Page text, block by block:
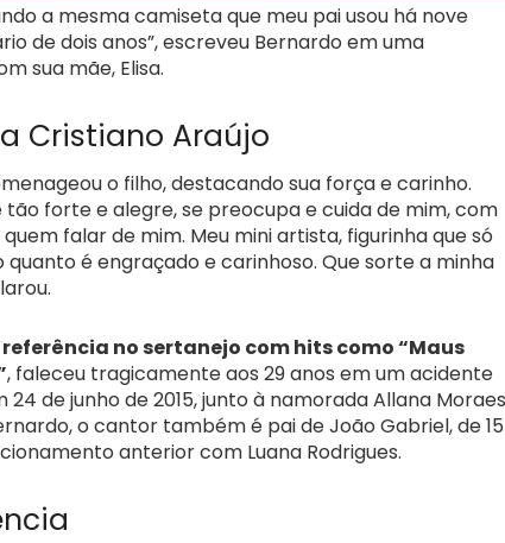
a mesma camiseta que meu pai usou há nove
de dois anos”, escreveu Bernardo em uma
sua mãe, Elisa.
Cristiano Araújo
o filho, destacando sua força e carinho.
tão forte e alegre, se preocupa e cuida de mim, com
quem falar de mim. Meu mini artista, figurinha que só
é engraçado e carinhoso. Que sorte a minha
no sertanejo com hits como “Maus
, faleceu tragicamente aos 29 anos em um acidente
24 de junho de 2015, junto à namorada Allana
o cantor também é pai de João Gabriel, de 15
anterior com Luana Rodrigues.